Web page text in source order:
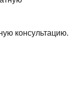
консультацию.